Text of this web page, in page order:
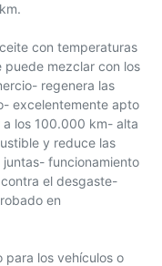
con temperaturas
puede mezclar con los
regenera las
excelentemente apto
los 100.000 km- alta
y reduce las
funcionamiento
el desgaste-
en
para los vehículos o